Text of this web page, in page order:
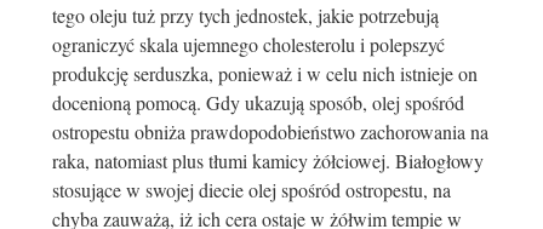
tego oleju tuż przy tych jednostek, jakie potrzebują
ograniczyć skala ujemnego cholesterolu i polepszyć
produkcję serduszka, ponieważ i w celu nich istnieje on
docenioną pomocą. Gdy ukazują sposób, olej spośród
ostropestu obniża prawdopodobieństwo zachorowania na
raka, natomiast plus tłumi kamicy żółciowej. Białogłowy
stosujące w swojej diecie olej spośród ostropestu, na
chyba zauważą, iż ich cera ostaje w żółwim tempie w